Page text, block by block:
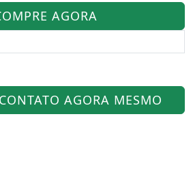
AGORA
AGORA MESMO